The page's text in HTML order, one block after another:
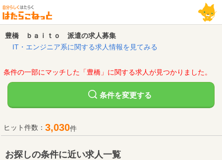
豊橋 ｂａｉｔｏ 派遣の求人募集
IT・エンジニア系に関する求人情報を見てみる
条件の一部にマッチした「豊橋」に関する求人が見つかりました。
条件を変更する
ヒット件数： 3,030件
お探しの条件に近い求人一覧